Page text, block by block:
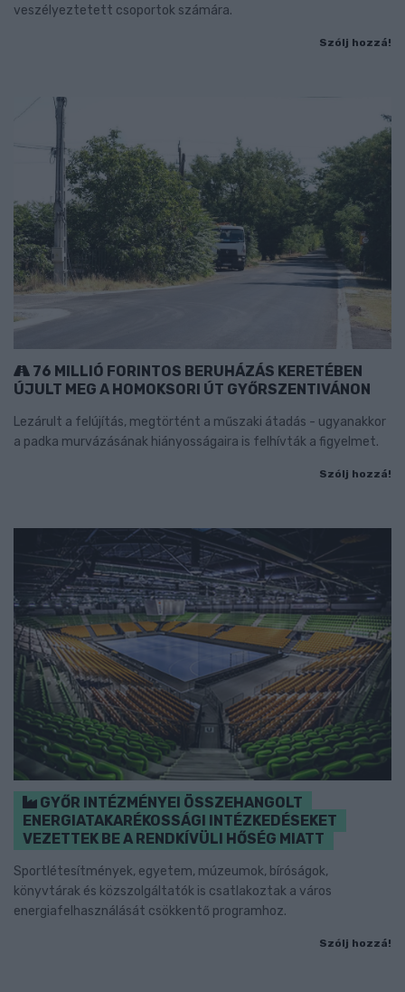
veszélyeztetett csoportok számára.
Szólj hozzá!
76 MILLIÓ FORINTOS BERUHÁZÁS KERETÉBEN
ÚJULT MEG A HOMOKSORI ÚT GYŐRSZENTIVÁNON
Lezárult a felújítás, megtörtént a műszaki átadás - ugyanakkor
a padka murvázásának hiányosságaira is felhívták a figyelmet.
Szólj hozzá!
GYŐR INTÉZMÉNYEI ÖSSZEHANGOLT
ENERGIATAKARÉKOSSÁGI INTÉZKEDÉSEKET
VEZETTEK BE A RENDKÍVÜLI HŐSÉG MIATT
Sportlétesítmények, egyetem, múzeumok, bíróságok,
könyvtárak és közszolgáltatók is csatlakoztak a város
energiafelhasználását csökkentő programhoz.
Szólj hozzá!